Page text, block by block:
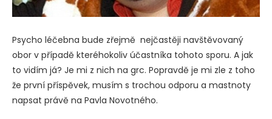
Psycho léčebna bude zřejmě nejčastěji navštěvovaný
obor v případě kteréhokoliv účastníka tohoto sporu. A jak
to vidím já? Je mi z nich na grc. Popravdě je mi zle z toho
že první příspěvek, musím s trochou odporu a mastnoty
napsat právě na Pavla Novotného.